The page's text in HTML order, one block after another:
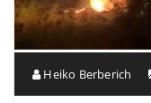
Heiko Berberich